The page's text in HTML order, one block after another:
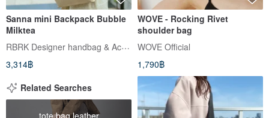
Sanna mini Backpack Bubble
Milktea
RBRK Designer handbag & Accessories
3,314฿
WOVE - Rocking Rivet
shoulder bag
WOVE Official
1,790฿
Related Searches
tote bag leather